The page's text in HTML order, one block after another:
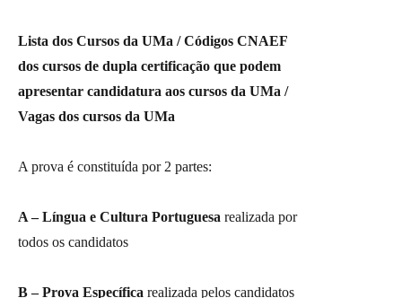
Lista dos Cursos da UMa / Códigos CNAEF
dos cursos de dupla certificação que podem
apresentar candidatura aos cursos da UMa /
Vagas dos cursos da UMa
A prova é constituída por 2 partes:
A – Língua e Cultura Portuguesa realizada por
todos os candidatos
B – Prova Específica realizada pelos candidatos